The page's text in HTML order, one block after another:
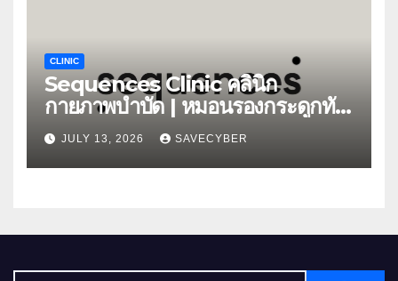
CLINIC
Sequences Clinic คลินิก
กายภาพบำบัด | หมอนรองกระดูกทับ
เส้นJULY 13, 2026 SAVECYBER